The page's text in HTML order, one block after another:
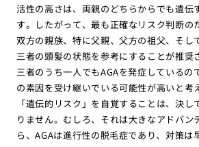
活性の高さは、両親のどちらからでも遺伝
す。したがって、最も正確なリスク判断の
双方の親族、特に父親、父方の祖父、そし
三者の頭髪の状態を参考にすることが推奨
三者のうち一人でもAGAを発症しているの
の素因を受け継いでいる可能性が高いと考
「遺伝的リスク」を自覚することは、決
りません。むしろ、それは大きなアドバン
ら、AGAは進行性の脱毛症であり、対策は